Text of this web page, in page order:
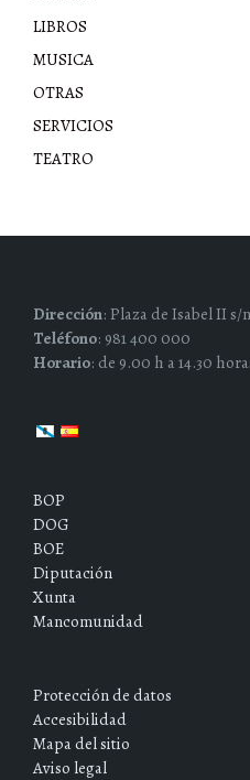
LIBROS
MUSICA
OTRAS
SERVICIOS
TEATRO
Dirección: Plaza de Isabel II s/
Teléfono: 981 400 000
Horario: de 9.00 h a 14.30
BOP
DOG
BOE
Diputación
Xunta
Mancomunidad
Protección de datos
Accesibilidad
Mapa del sitio
Aviso legal